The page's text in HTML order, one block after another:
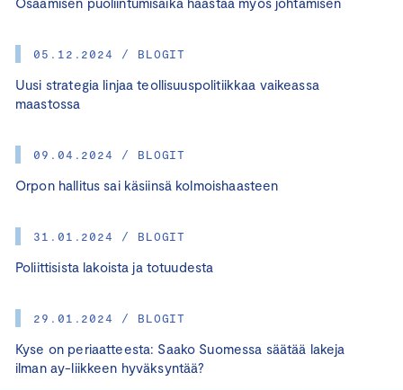
05.12.2024 / BLOGIT
Uusi strategia linjaa teollisuuspolitiikkaa vaikeassa
maastossa
09.04.2024 / BLOGIT
Orpon hallitus sai käsiinsä kolmoishaasteen
31.01.2024 / BLOGIT
Poliittisista lakoista ja totuudesta
29.01.2024 / BLOGIT
Kyse on periaatteesta: Saako Suomessa säätää lakeja
ilman ay-liikkeen hyväksyntää?